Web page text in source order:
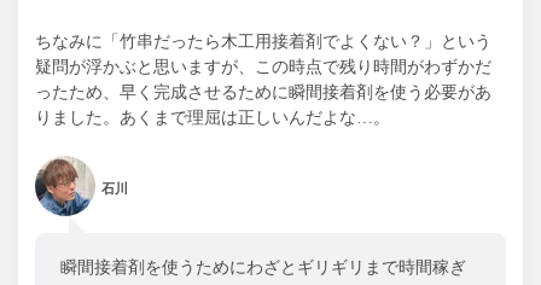
ちなみに「竹串だったら木工用接着剤でよくない？」という
疑問が浮かぶと思いますが、この時点で残り時間がわずかだ
ったため、早く完成させるために瞬間接着剤を使う必要があ
りました。あくまで理屈は正しいんだよな…。
石川
瞬間接着剤を使うためにわざとギリギリまで時間稼ぎ